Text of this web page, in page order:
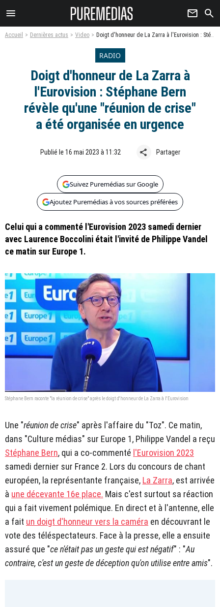
menu newsletter search
Accueil Dernières actus Video Doigt d'honneur de La Zarra à l'Eurovision : Stéphane Bern révèle qu'une "réunion de crise" a été organisée en urgence
RADIO
Doigt d'honneur de La Zarra à
l'Eurovision : Stéphane Bern
révèle qu'une "réunion de crise"
a été organisée en urgence
Publié le 16 mai 2023 à 11:32 share Partager
Suivez Puremédias sur Google
Ajoutez Puremédias à vos sources préférées
Celui qui a commenté l'Eurovision 2023 samedi dernier
avec Laurence Boccolini était l'invité de Philippe Vandel
ce matin sur Europe 1.
Stéphane Bern raconte "la réunion de crise" après le doigt d'honneur de La Zarra à l'Eurovision
Une "réunion de crise" après l'affaire du "Toz". Ce matin,
dans "Culture médias" sur Europe 1, Philippe Vandel a reçu
Stéphane Bern, qui a co-commenté l'Eurovision 2023
samedi dernier sur France 2. Lors du concours de chant
européen, la représentante française, La Zarra, est arrivée
à une décevante 16e place. Mais c'est surtout sa réaction
qui a fait vivement polémique. En direct et à l'antenne, elle
a fait un doigt d'honneur vers la caméra en découvrant le
vote des téléspectateurs. Face à la presse, elle a ensuite
assuré que "ce n'était pas un geste qui est négatif" : "Au
contraire, c'est un geste de déception qu'on utilise entre amis".